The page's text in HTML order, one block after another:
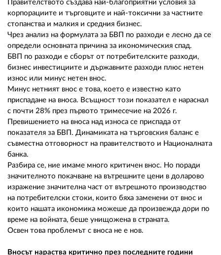
Правителството създава най-благоприятни условия за
корпорациите и търговците и най-токсични за частните
стопанства и малкия и средния бизнес.
Чрез анализ на формулата за БВП по разходи е лесно да се
определи основната причина за икономическия спад.
БВП по разходи е сборът от потребителските разходи,
бизнес инвестициите и държавните разходи плюс нетен
износ или минус нетен внос.
Минус нетният внос е това, което е известно като
приспадане на вноса. Всъщност този показател е нараснал
с почти 28% през първото тримесечие на 2026 г.
Превишението на вноса над износа се приспада от
показателя за БВП. Динамиката на търговския баланс е
съвместна отговорност на правителството и Националната
банка.
Разбира се, ние имаме много критичен внос. Но поради
значителното покачване на вътрешните цени в доларово
изражение значителна част от вътрешното производство
на потребителски стоки, които бяха заменени от внос и
които нашата икономика можеше да произвежда дори по
време на войната, беше унищожена в страната.
Освен това проблемът с вноса не е нов.
Вносът нараства критично през последните години